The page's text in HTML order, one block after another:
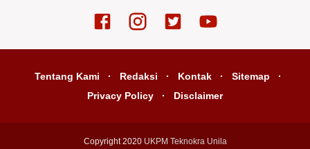
Tentang Kami Redaksi Kontak
Sitemap
Privacy Policy
Disclaimer
Copyright 2020 UKPM Teknokra Unila